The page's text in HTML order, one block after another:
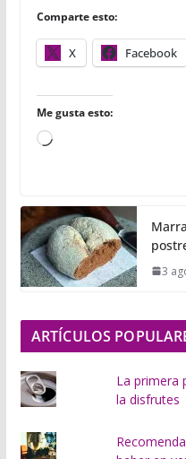
Comparte esto:
X Facebook
Me gusta esto:
C
g
a
n
d
.
.
3
ARTÍCULOS
La primera
la disfrutes